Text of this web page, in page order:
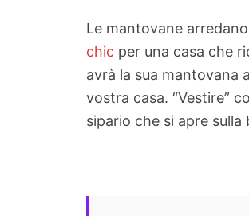
Le mantovane
chic per una casa che
avrà la sua mantovana
vostra casa. “Vestire”
sipario che si apre